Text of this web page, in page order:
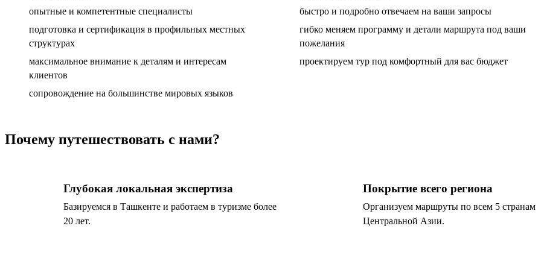
опытные и компетентные специалисты
подготовка и сертификация в профильных местных
структурах
максимальное внимание к деталям и интересам
клиентов
сопровождение на большинстве мировых языков
быстро и подробно отвечаем на ваши запросы
гибко меняем программу и детали маршрута под ваши
пожелания
проектируем тур под комфортный для вас бюджет
Почему путешествовать с нами?
Глубокая локальная экспертиза
Базируемся в Ташкенте и работаем в туризме более
20 лет.
Покрытие всего региона
Организуем маршруты по всем 5 странам
Центральной Азии.